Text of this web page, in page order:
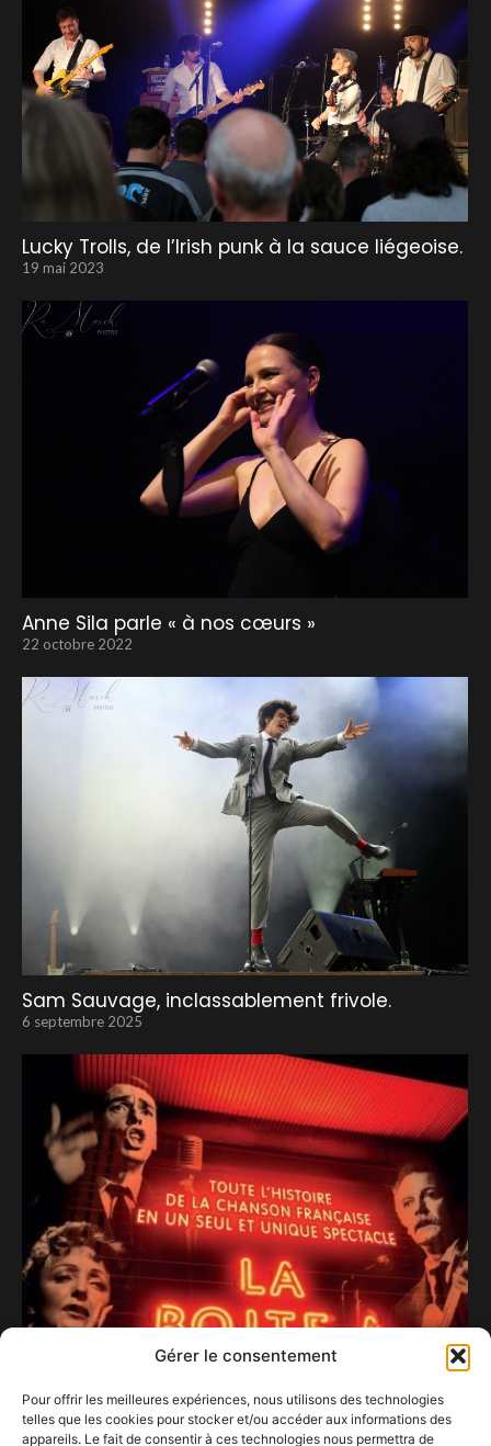
Gérer le consentement
Pour offrir les meilleures expériences, nous utilisons des technologies
telles que les cookies pour stocker et/ou accéder aux informations des
appareils. Le fait de consentir à ces technologies nous permettra de
Lucky Trolls, de l’Irish punk à la sauce liégeoise.
19 mai 2023
Anne Sila parle « à nos cœurs »
22 octobre 2022
Sam Sauvage, inclassablement frivole.
6 septembre 2025